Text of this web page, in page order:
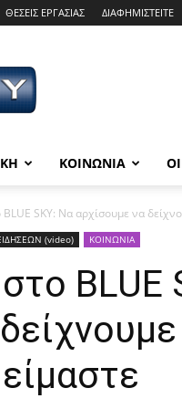
ΘΕΣΕΙΣ ΕΡΓΑΣΙΑΣ ΔΙΑΦΗΜΙΣΤΕΙΤΕ
ΚΟΙΝΩΝΙΑ
SKY: Να αρχίσουμε να
(video) ΚΟΙΝΩΝΙΑ
BLUE